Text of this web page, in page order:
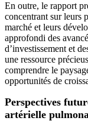
En outre, le rapport
concentrant sur leurs
marché et leurs
approfondi des
d’investissement et
une ressource
comprendre le
opportunités de
Perspectives
artérielle